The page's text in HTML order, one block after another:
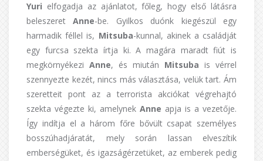
Yuri elfogadja az ajánlatot, főleg, hogy első látásra
beleszeretAnne-be. Gyilkos duónk kiegészül egy
harmadik féllel is, Mitsuba-kunnal, akinek a családját
egy furcsa szekta írtja ki. A magára maradt fiút is
megkörnyékezi Anne, és miután Mitsuba is vérrel
szennyezte kezét, nincs más választása, velük tart. Ám
szeretteit pont az a terrorista akciókat végrehajtó
szekta végezte ki, amelynek Anne apja is a vezetője.
Így indítja el a három főre bővült csapat személyes
bosszúhadjáratát, mely során lassan elveszítik
emberségüket, és igazságérzetüket, az emberek pedig